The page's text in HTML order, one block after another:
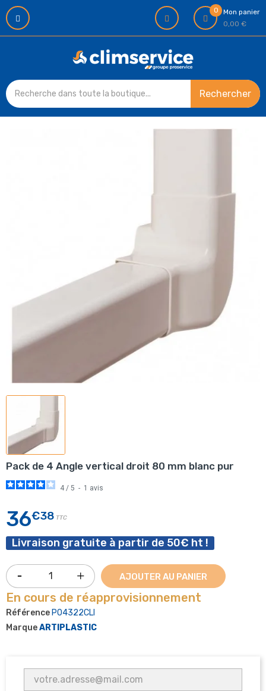
0
Mon panier
0,00 €
Rechercher
Pack de 4 Angle vertical droit 80 mm blanc pur
4 / 5 - 1 avis
36€38 TTC
Livraison gratuite à partir de 50€ ht !
AJOUTER AU PANIER
En cours de réapprovisionnement
Référence P04322CLI
MarqueARTIPLASTIC